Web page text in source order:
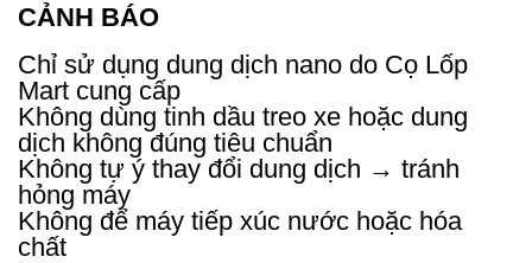
CẢNH BÁO
Chỉ sử dụng dung dịch nano do Cọ Lốp
Mart cung cấp
Không dùng tinh dầu treo xe hoặc dung
dịch không đúng tiêu chuẩn
Không tự ý thay đổi dung dịch → tránh
hỏng máy
Không để máy tiếp xúc nước hoặc hóa
chất